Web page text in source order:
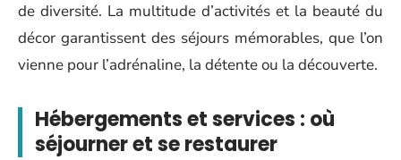
de diversité. La multitude d’activités et la beauté du
décor garantissent des séjours mémorables, que l’on
vienne pour l’adrénaline, la détente ou la découverte.
Hébergements et services : où
séjourner et se restaurer